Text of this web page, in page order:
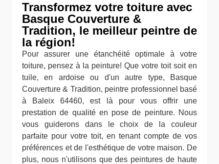
Transformez votre toiture avec
Basque Couverture &
Tradition, le meilleur peintre de
la région!
Pour assurer une étanchéité optimale à votre
toiture, pensez à la peinture! Que votre toit soit en
tuile, en ardoise ou d'un autre type, Basque
Couverture & Tradition, peintre professionnel basé
à Baleix 64460, est là pour vous offrir une
prestation de qualité en pose de peinture. Nous
vous guiderons dans le choix de la couleur
parfaite pour votre toit, en tenant compte de vos
préférences et de l'esthétique de votre maison. De
plus, nous n'utilisons que des peintures de haute